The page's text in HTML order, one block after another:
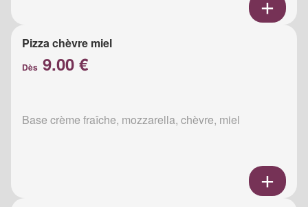
Pizza chèvre miel
Dès 9.00 €
Base crème fraîche, mozzarella, chèvre, miel